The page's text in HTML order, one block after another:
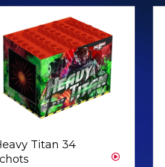
Titan 34